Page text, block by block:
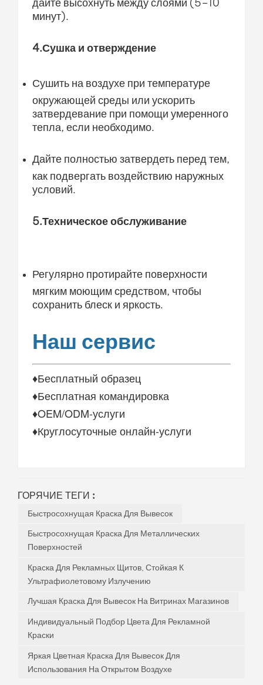
минут).
4.Сушка и отверждение
Сушить на воздухе при температуре
окружающей среды или ускорить
затвердевание при помощи умеренного
тепла, если необходимо.
Дайте полностью затвердеть перед тем,
как подвергать воздействию наружных
условий.
5.Техническое обслуживание
Регулярно протирайте поверхности
мягким моющим средством, чтобы
сохранить блеск и яркость.
Наш сервис
♦Бесплатный образец
♦Бесплатная командировка
♦OEM/ODM-услуги
♦Круглосуточные онлайн-услуги
ГОРЯЧИЕ ТЕГИ :
Быстросохнущая Краска Для Вывесок
Быстросохнущая Краска Для Металлических
Поверхностей
Краска Для Рекламных Щитов, Стойкая К
Ультрафиолетовому Излучению
Лучшая Краска Для Вывесок На Витринах Магазинов
Индивидуальный Подбор Цвета Для Рекламной
Краски
Яркая Цветная Краска Для Вывесок Для
Использования На Открытом Воздухе